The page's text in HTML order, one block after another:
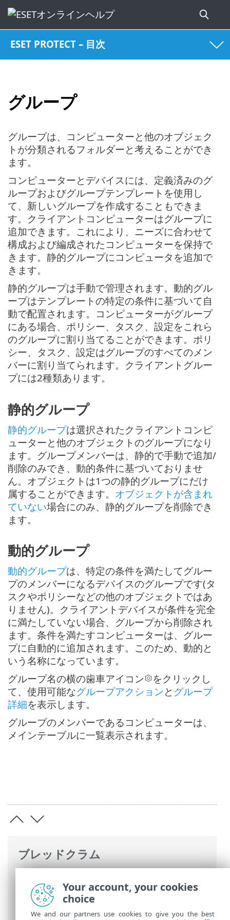
ESET PROTECT – 目次
グループ
ブレッドクラム
ESET PROTECTの使用>ESET PROTECT メ
インメニュー>コンピューター
グループは、コンピューターと他のオブジェク
トが分類されるフォルダーと考えることができ
ます。
コンピューターとデバイスには、定義済みのグ
ループおよびグループテンプレートを使用し
て、新しいグループを作成することもできま
す。クライアントコンピューターはグループに
追加できます。これにより、ニーズに合わせて
構成および編成されたコンピューターを保持で
きます。静的グループにコンピュータを追加で
きます。
静的グループは手動で管理されます。動的グル
ープはテンプレートの特定の条件に基づいて自
動で配置されます。コンピューターがグループ
にある場合、ポリシー、タスク、設定をこれら
のグループに割り当てることができます。ポリ
シー、タスク、設定はグループのすべてのメン
バーに割り当てられます。クライアントグルー
プには2種類あります。
静的グループ
静的グループは選択されたクライアントコンピ
ューターと他のオブジェクトのグループになり
ます。グループメンバーは、静的で手動で追加/
削除のみでき、動的条件に基づいておりませ
ん。オブジェクトは1つの静的グループにだけ
属することができます。 オブジェクトが含まれ
ていない場合にのみ、静的グループを削除でき
ます。
動的グループ
動的グループは、特定の条件を満たしてグルー
プのメンバーになるデバイスのグループです(タ
スクやポリシーなどの他のオブジェクトではあ
りません)。クライアントデバイスが条件を完全
に満たしていない場合、グループから削除され
ます。条件を満たすコンピューターは、グルー
プに自動的に追加されます。このため、動的と
いう名称になっています。
グループ名の横の歯車アイコン
をクリックし
て、使用可能なグループアクションと グループ
詳細を表示します。
グループのメンバーであるコンピューターは、
メインテーブルに一覧表示されます。
Your account, your cookies
choice
We and our partners use cookies to give you the best